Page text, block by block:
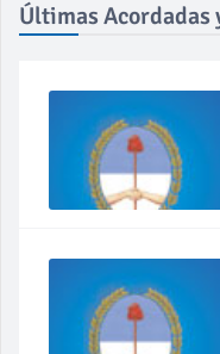
Últimas Acordadas